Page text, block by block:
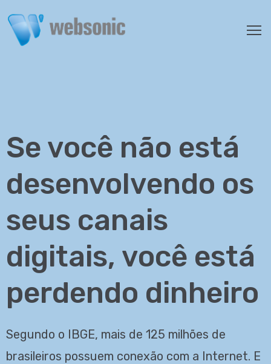
SOBRE
FALE
Se você não está
desenvolvendo os
seus canais
digitais, você está
perdendo dinheiro
Segundo o IBGE, mais de 125 milhões de
brasileiros possuem conexão com a Internet. E